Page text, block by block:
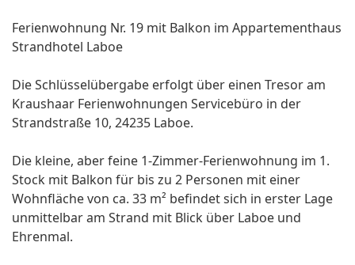
Ferienwohnung Nr. 19 mit Balkon im Appartementhaus
Strandhotel Laboe
Die Schlüsselübergabe erfolgt über einen Tresor am
Kraushaar Ferienwohnungen Servicebüro in der
Strandstraße 10, 24235 Laboe.
Die kleine, aber feine 1-Zimmer-Ferienwohnung im 1.
Stock mit Balkon für bis zu 2 Personen mit einer
Wohnfläche von ca. 33 m² befindet sich in erster Lage
unmittelbar am Strand mit Blick über Laboe und
Ehrenmal.